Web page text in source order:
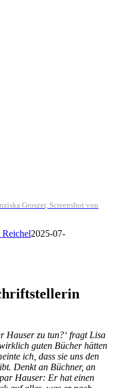
Groszer, Screenshot von
2025-07-
Hauser zu tun?‘ fragt Lisa
guten Bücher hätten
ich, dass sie uns den
Denkt an Büchner, an
Hauser: Er hat einen